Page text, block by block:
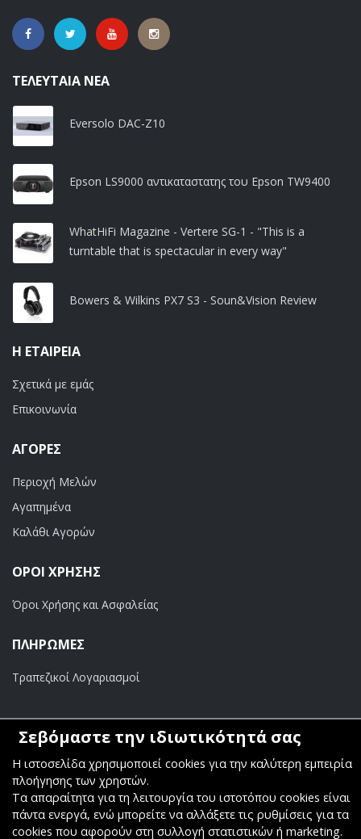
ΤΕΛΕΥΤΑΊΑ ΝΈΑ
Eversolo DAC-Z10
Epson LS9000 αντικαταστατης του Epson TW9400
WhatHiFi Magazine - Vertere SG-1 - "This is a
turntable that is spectacular in every way"
Bowers & Wilkins PX7 S3 - Soun&Vision Review
Η ΕΤΑΙΡΕΊΑ
Σχετικά με εμάς
Επικοινωνία
ΑΓΟΡΈΣ
Περιοχή Μελών
Αγαπημένα
Καλάθι Αγορών
ΟΡΟΙ ΧΡΗΣΗΣ
Όροι Χρήσης και Ασφαλείας
ΠΛΗΡΩΜΕΣ
Τραπεζικοί Λογαριασμοί
Copyright ©Κοσμάς Audio Video. All Rights Reserved
Κατασκευή & ΦιλοξενίαKomvos.gr
Σεβόμαστε την ιδιωτικότητά σας
Η ιστοσελίδα χρησιμοποιεί cookies για την καλύτερη εμπειρία
πλοήγησης των χρηστών.
Τα απαραίτητα για τη λειτουργία του ιστοτόπου cookies είναι
πάντα ενεργά, ενώ μπορείτε να αλλάξετε τις ρυθμίσεις για τα
cookies που αφορούν στη συλλογή στατιστικών ή marketing.